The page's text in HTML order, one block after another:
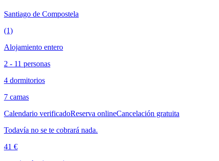
Santiago de Compostela
(1)
Alojamiento entero
2 - 11 personas
4 dormitorios
7 camas
Calendario verificadoReserva onlineCancelación gratuita
Todavía no se te cobrará nada.
41 €